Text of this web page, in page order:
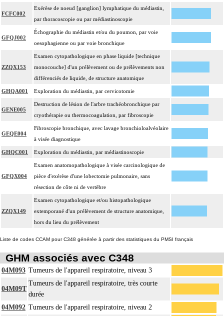
FCFC002
Exérèse de noeud [ganglion] lymphatique du médiastin,
par thoracoscopie ou par médiastinoscopie
GFQJ002
Échographie du médiastin et/ou du poumon, par voie
oesophagienne ou par voie bronchique
ZZQX153
Examen cytopathologique en phase liquide [technique
monocouche] d'un prélèvement ou de prélèvements non
différenciés de liquide, de structure anatomique
GHQA001 Exploration du médiastin, par cervicotomie
GENE005
Destruction de lésion de l'arbre trachéobronchique par
cryothérapie ou thermocoagulation, par fibroscopie
GEQE004
Fibroscopie bronchique, avec lavage bronchioloalvéolaire
à visée diagnostique
GHQC001 Exploration du médiastin, par médiastinoscopie
GFQX004
Examen anatomopathologique à visée carcinologique de
pièce d'exérèse d'une lobectomie pulmonaire, sans
résection de côte ni de vertèbre
ZZQX149
Examen cytopathologique et/ou histopathologique
extemporané d'un prélèvement de structure anatomique,
hors du lieu du prélèvement
Liste de codes CCAM pour C348 générée à partir des statistiques du PMSI français
GHM associés avec C348
04M093 Tumeurs de l'appareil respiratoire, niveau 3
04M09T
Tumeurs de l'appareil respiratoire, très courte
durée
04M092 Tumeurs de l'appareil respiratoire, niveau 2